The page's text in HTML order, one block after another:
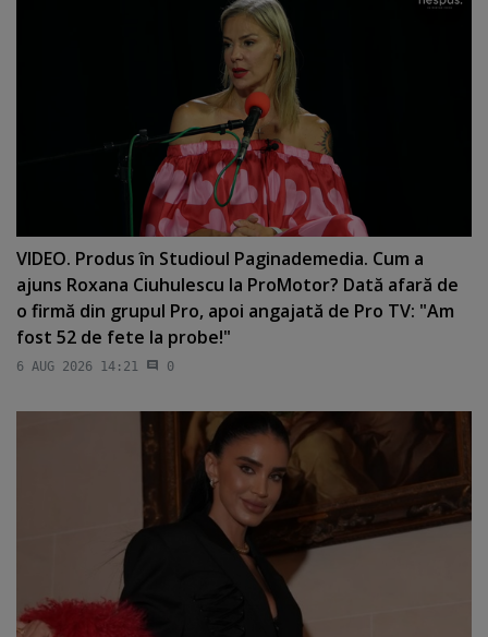
VIDEO. Produs în Studioul Paginademedia. Cum a
ajuns Roxana Ciuhulescu la ProMotor? Dată afară de
o firmă din grupul Pro, apoi angajată de Pro TV: "Am
fost 52 de fete la probe!"
6 AUG 2026 14:21 0